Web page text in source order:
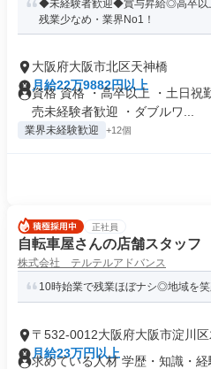
◆未経験者歓迎◆賞与昇給◎高卒以
残業少なめ・業界No1！
大阪府大阪市北区天神橋
月給22万9882円以上
資格 資格 ・高卒以上 ・土日祝
売未経験者歓迎 ・ダブルワ...
業界未経験歓迎 +12個
正社員
自転車屋さんの店舗スタッフ
株式会社 テルテルアドバンス
10時始業で残業ほぼナシ◎地域を
〒532-0012大阪府大阪市淀川
月給23万円以上
求めている人材 学歴・知識・